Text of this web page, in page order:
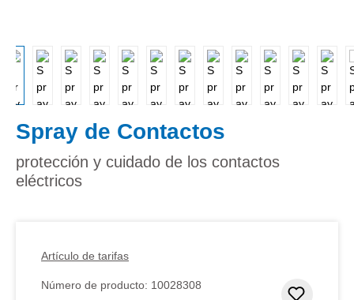
Spray de Contactos
protección y cuidado de los contactos
eléctricos
Artículo de tarifas
Número de producto: 10028308